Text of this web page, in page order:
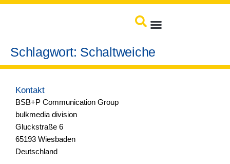
Schlagwort: Schaltweiche
Kontakt
BSB+P Communication Group
bulkmedia division
Gluckstraße 6
65193 Wiesbaden
Deutschland